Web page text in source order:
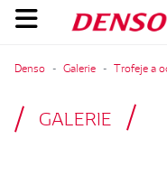
Denso Galerie Trofeje a
GALERIE